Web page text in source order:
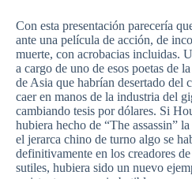
Con esta presentación parecería
ante una película de acción, de
muerte, con acrobacias incluidas.
a cargo de uno de esos poetas de la
de Asia que habrían desertado del
caeren manos de la industria del
cambiando tesis por dólares. Si
hubiera hecho de “The assassin” la
el jerarca chino de turno algo se
definitivamente en los creadores de
sutiles, hubiera sido un nuevo